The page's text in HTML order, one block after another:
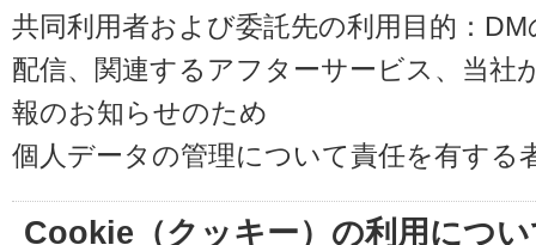
共同利用者および委託先の利用目的：
配信、関連するアフターサービス、当社
報のお知らせのため
個人データの管理について責任を有する
Cookie（クッキー）の利用につ